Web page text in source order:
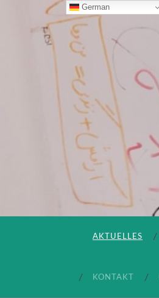
AKTUELLES
KONTAKT
German